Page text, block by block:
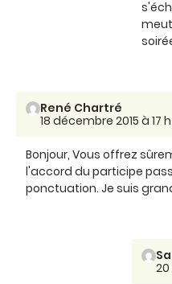
René Chartré
18 décembre 2015 à 17
Bonjour, Vous offrez
l'accord du participe
ponctuation. Je suis
20